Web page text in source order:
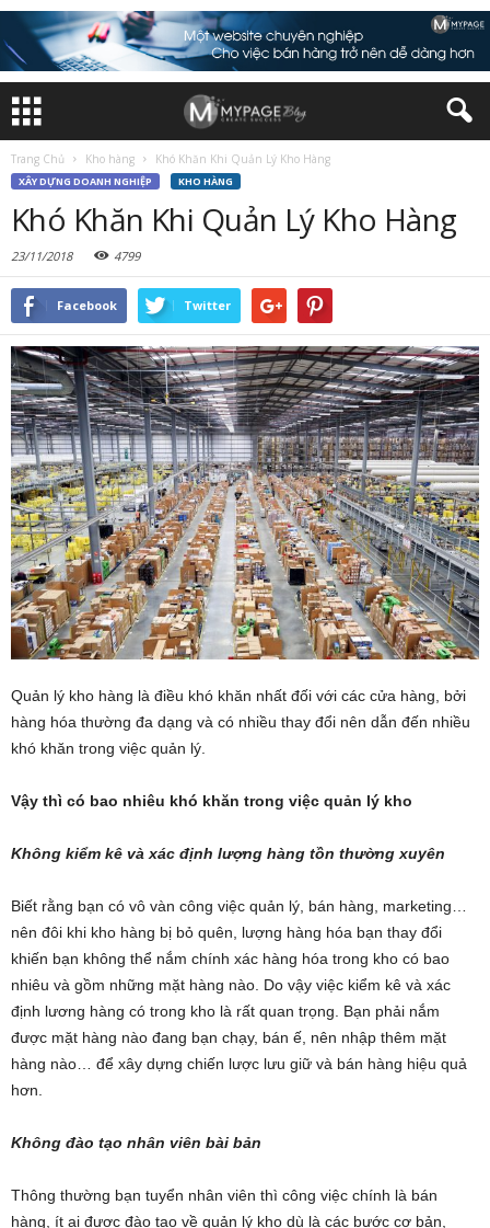
Trang Chủ Kho hàng Khó Khăn Khi Quản Lý Kho Hàng
XÂY DỰNG DOANH NGHIỆP KHO HÀNG
Khó Khăn Khi Quản Lý Kho Hàng
23/11/2018 4799
Facebook Twitter
Quản lý kho hàng là điều khó khăn nhất đối với các cửa hàng, bởi
hàng hóa thường đa dạng và có nhiều thay đổi nên dẫn đến nhiều
khó khăn trong việc quản lý.
Vậy thì có bao nhiêu khó khăn trong việc quản lý kho
Không kiểm kê và xác định lượng hàng tồn thường xuyên
Biết rằng bạn có vô vàn công việc quản lý, bán hàng, marketing…
nên đôi khi kho hàng bị bỏ quên, lượng hàng hóa bạn thay đổi
khiến bạn không thể nắm chính xác hàng hóa trong kho có bao
nhiêu và gồm những mặt hàng nào. Do vậy việc kiểm kê và xác
định lương hàng có trong kho là rất quan trọng. Bạn phải nắm
được mặt hàng nào đang bạn chạy, bán ế, nên nhập thêm mặt
hàng nào… để xây dựng chiến lược lưu giữ và bán hàng hiệu quả
hơn.
Không đào tạo nhân viên bài bản
Thông thường bạn tuyển nhân viên thì công việc chính là bán
hàng, ít ai được đào tạo về quản lý kho dù là các bước cơ bản,